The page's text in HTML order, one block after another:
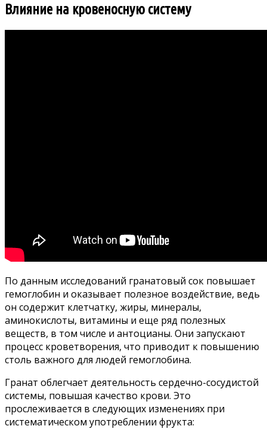
Влияние на кровеносную систему
По данным исследований гранатовый сок повышает
гемоглобин и оказывает полезное воздействие, ведь
он содержит клетчатку, жиры, минералы,
аминокислоты, витамины и еще ряд полезных
веществ, в том числе и антоцианы. Они запускают
процесс кроветворения, что приводит к повышению
столь важного для людей гемоглобина.
Гранат облегчает деятельность сердечно-сосудистой
системы, повышая качество крови. Это
прослеживается в следующих изменениях при
систематическом употреблении фрукта: